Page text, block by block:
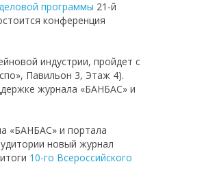
программы 21-й
конференция
индустрии, пройдет с
Павильон 3, Этаж 4).
журнала «БАНБАС» и
«БАНБАС» и портала
новый журнал
10-го Всероссийского